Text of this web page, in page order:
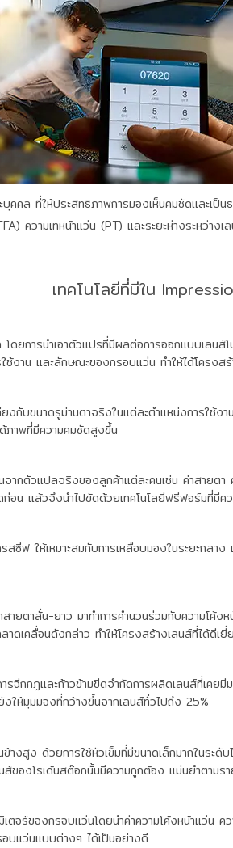
คคล ที่ให้ประสิทธิภาพการมองเห็นคมชัดและเ
ความเทหน้าแว่น (PT) และระยะห่างระหว่
เทคโนโลยีที่มีใน
ดยการนำเอาตัวแปรที่มีผลต่อการออกแบบเลน
งาน และลักษณะของกรอบแว่น ทำให้ได้โครง
ยงกับขนาดรูม่านตาจริงในแต่ละตำแหน่งการใ
ภาพที่มีความคมชัดสูงขึ้น
จากตัวแปลจริงของลูกค้าแต่ละคนเช่น ค่าสาย
อน แล้วจึงนำไปขัดด้วยเทคโนโลยีฟรีฟอร์มที่มี
ซีฟ ให้เหมาะสมกับการเหลือบมองในระยะกล
ยตาสั่น-ยาว มาทำการคำนวนร่วมกับความโค้ง
เคลื่อนดังกล่าว ทำให้โครงสร้างเลนส์ที่ได้ดีเยี่
รฉีกกฏและก้าวข้ามขีดจำกัดการผลิดเลนส์ที่เค
ให้มุมมองที่กว้างขึ้นจากเลนส์ทั่วไปถึง 25%
างสูง ด้วยการใช้หัวเข็มที่มีขนาดเล็กมากในร
ของโรเด้นสต๊อกนั้นมีความถูกต้อง แม่นยำตามร
ตอร์ของกรอบแว่นโดยนำค่าความโค้งหน้าแว่น
บแว่นแบบต่างๆ ได้เป็นอย่างดี